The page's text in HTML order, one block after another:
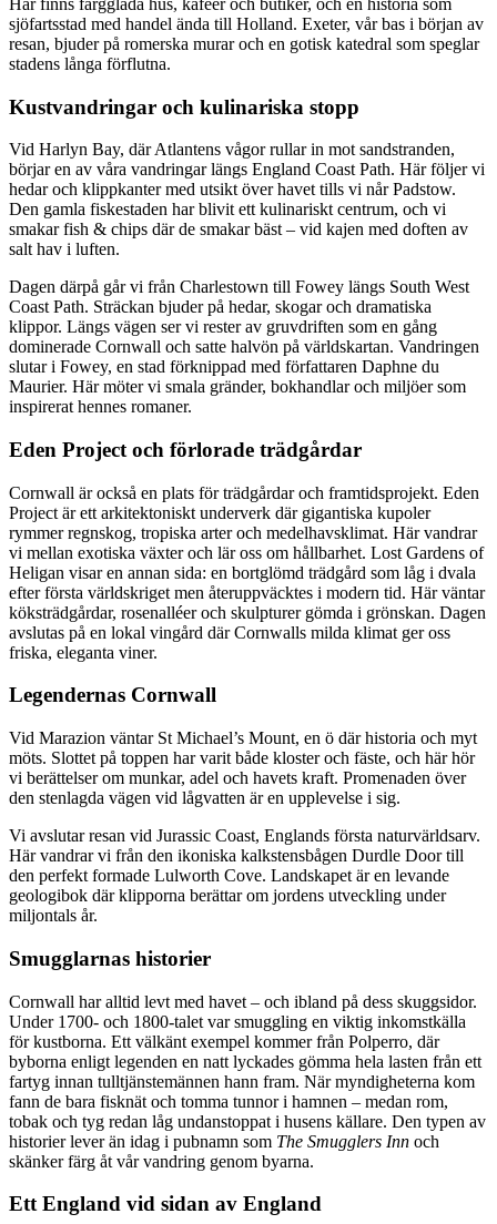
sjöfartsstad med handel ända till Holland. Exeter, vår bas i början av
resan, bjuder på romerska murar och en gotisk katedral som speglar
stadens långa förflutna.
Kustvandringar och kulinariska stopp
Vid Harlyn Bay, där Atlantens vågor rullar in mot sandstranden,
börjar en av våra vandringar längs England Coast Path. Här följer vi
hedar och klippkanter med utsikt över havet tills vi når Padstow.
Den gamla fiskestaden har blivit ett kulinariskt centrum, och vi
smakar fish & chips där de smakar bäst – vid kajen med doften av
salt hav i luften.
Dagen därpå går vi från Charlestown till Fowey längs South West
Coast Path. Sträckan bjuder på hedar, skogar och dramatiska
klippor. Längs vägen ser vi rester av gruvdriften som en gång
dominerade Cornwall och satte halvön på världskartan. Vandringen
slutar i Fowey, en stad förknippad med författaren Daphne du
Maurier. Här möter vi smala gränder, bokhandlar och miljöer som
inspirerat hennes romaner.
Eden Project och förlorade trädgårdar
Cornwall är också en plats för trädgårdar och framtidsprojekt. Eden
Project är ett arkitektoniskt underverk där gigantiska kupoler
rymmer regnskog, tropiska arter och medelhavsklimat. Här vandrar
vi mellan exotiska växter och lär oss om hållbarhet. Lost Gardens of
Heligan visar en annan sida: en bortglömd trädgård som låg i dvala
efter första världskriget men återuppväcktes i modern tid. Här väntar
köksträdgårdar, rosenalléer och skulpturer gömda i grönskan. Dagen
avslutas på en lokal vingård där Cornwalls milda klimat ger oss
friska, eleganta viner.
Legendernas Cornwall
Vid Marazion väntar St Michael’s Mount, en ö där historia och myt
möts. Slottet på toppen har varit både kloster och fäste, och här hör
vi berättelser om munkar, adel och havets kraft. Promenaden över
den stenlagda vägen vid lågvatten är en upplevelse i sig.
Vi avslutar resan vid Jurassic Coast, Englands första naturvärldsarv.
Här vandrar vi från den ikoniska kalkstensbågen Durdle Door till
den perfekt formade Lulworth Cove. Landskapet är en levande
geologibok där klipporna berättar om jordens utveckling under
miljontals år.
Smugglarnas historier
Cornwall har alltid levt med havet – och ibland på dess skuggsidor.
Under 1700- och 1800-talet var smuggling en viktig inkomstkälla
för kustborna. Ett välkänt exempel kommer från Polperro, där
byborna enligt legenden en natt lyckades gömma hela lasten från ett
fartyg innan tulltjänstemännen hann fram. När myndigheterna kom
fann de bara fisknät och tomma tunnor i hamnen – medan rom,
tobak och tyg redan låg undanstoppat i husens källare. Den typen av
historier lever än idag i pubnamn som The Smugglers Inn och
skänker färg åt vår vandring genom byarna.
Ett England vid sidan av England